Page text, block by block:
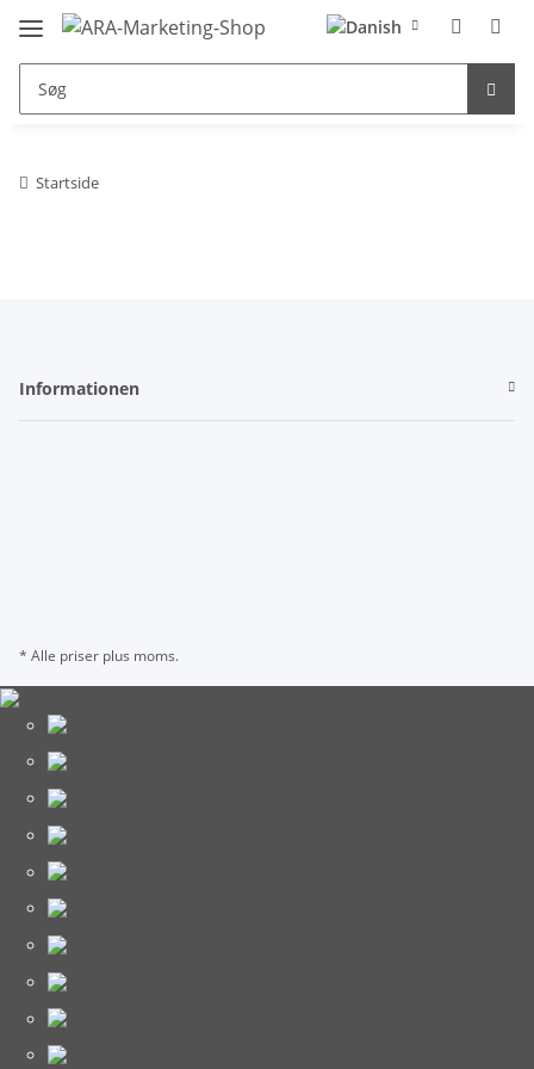
Startside
Informationen
* Alle priser plus moms.